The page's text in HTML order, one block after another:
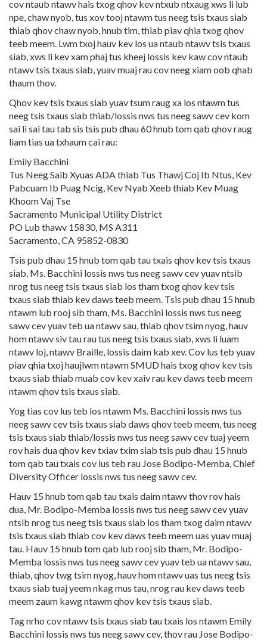
cov ntaub ntawv hais txog qhov kev ntxub ntxaug xws li lub
npe, chaw nyob, tus xov tooj ntawm tus neeg tsis txaus siab
thiab qhov chaw nyob, hnub tim, thiab piav qhia txog qhov
teeb meem. Lwm txoj hauv kev los ua ntaub ntawv tsis txaus
siab, xws li kev xam phaj tus kheej lossis kev kaw cov ntaub
ntawv tsis txaus siab, yuav muaj rau cov neeg xiam oob qhab
thaum thov.
Qhov kev tsis txaus siab yuav tsum raug xa los ntawm tus
neeg tsis txaus siab thiab/lossis nws tus neeg sawv cev kom
sai li sai tau tab sis tsis pub dhau 60 hnub tom qab qhov raug
liam tias ua txhaum cai rau:
Emily Bacchini
Tus Neeg Saib Xyuas ADA thiab Tus Thawj Coj Ib Ntus, Kev
Pabcuam Ib Puag Ncig, Kev Nyab Xeeb thiab Kev Muag
Khoom Vaj Tse
Sacramento Municipal Utility District
PO Lub thawv 15830, MS A311
Sacramento, CA 95852-0830
Tsis pub dhau 15 hnub tom qab tau txais qhov kev tsis txaus
siab, Ms. Bacchini lossis nws tus neeg sawv cev yuav ntsib
nrog tus neeg tsis txaus siab los tham txog qhov kev tsis
txaus siab thiab kev daws teeb meem. Tsis pub dhau 15 hnub
ntawm lub rooj sib tham, Ms. Bacchini lossis nws tus neeg
sawv cev yuav teb ua ntawv sau, thiab qhov tsim nyog, hauv
hom ntawv siv tau rau tus neeg tsis txaus siab, xws li luam
ntawv loj, ntawv Braille, lossis daim kab xev. Cov lus teb yuav
piav qhia txoj haujlwm ntawm SMUD hais txog qhov kev tsis
txaus siab thiab muab cov kev xaiv rau kev daws teeb meem
ntawm qhov tsis txaus siab.
Yog tias cov lus teb los ntawm Ms. Bacchini lossis nws tus
neeg sawv cev tsis txaus siab daws qhov teeb meem, tus neeg
tsis txaus siab thiab/lossis nws tus neeg sawv cev tuaj yeem
rov hais dua qhov kev txiav txim siab tsis pub dhau 15 hnub
tom qab tau txais cov lus teb rau Jose Bodipo-Memba, Chief
Diversity Officer lossis nws tus neeg sawv cev.
Hauv 15 hnub tom qab tau txais daim ntawv thov rov hais
dua, Mr. Bodipo-Memba lossis nws tus neeg sawv cev yuav
ntsib nrog tus neeg tsis txaus siab los tham txog daim ntawv
tsis txaus siab thiab cov kev daws teeb meem uas yuav muaj
tau. Hauv 15 hnub tom qab lub rooj sib tham, Mr. Bodipo-
Memba lossis nws tus neeg sawv cev yuav teb ua ntawv sau,
thiab, qhov twg tsim nyog, hauv hom ntawv uas tus neeg tsis
txaus siab tuaj yeem nkag mus tau, nrog rau kev daws teeb
meem zaum kawg ntawm qhov kev tsis txaus siab.
Tag nrho cov ntawv tsis txaus siab tau txais los ntawm Emily
Bacchini lossis nws tus neeg sawv cev, thov rau Jose Bodipo-